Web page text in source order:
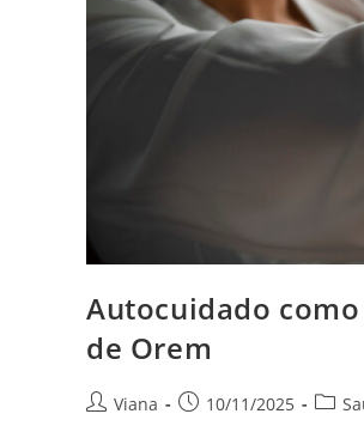
Autocuidado
de Orem
Viana 10/11/2025